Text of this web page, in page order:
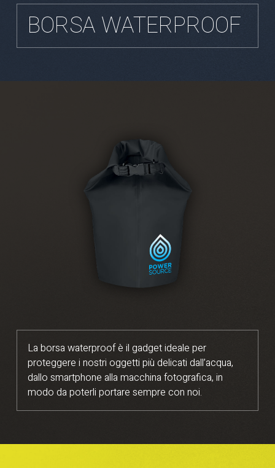
BORSA WATERPROOF
La borsa waterproof è il gadget ideale per
proteggere i nostri oggetti più delicati dall’acqua,
dallo smartphone alla macchina fotografica, in
modo da poterli portare sempre con noi.